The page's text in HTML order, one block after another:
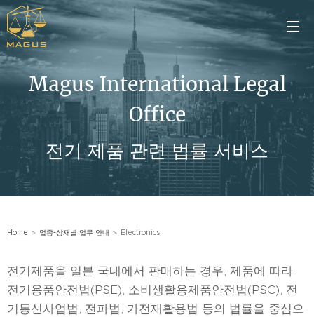
Magus International Legal
Office
전기 제품 관련 법률 서비스
Home ＞ 업종-상재별 업무 안내 ＞ Electronics
전기제품을 일본 국내에서 판매하는 경우, 제품에 따라
전기용품안전법(PSE), 소비생활용제품안전법(PSC), 전
기통신사업법, 전파법, 가전재활용법 등의 법률을 중심으